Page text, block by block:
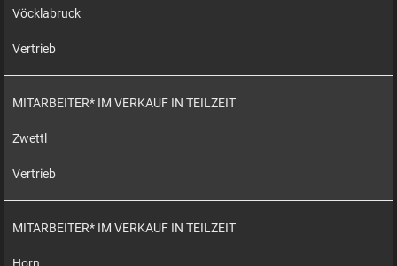
Vöcklabruck
Vertrieb
MITARBEITER* IM VERKAUF IN TEILZEIT
Zwettl
Vertrieb
MITARBEITER* IM VERKAUF IN TEILZEIT